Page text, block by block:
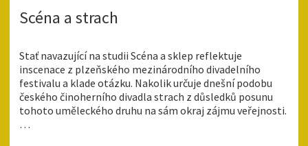
Scéna a strach
Stať navazující na studii Scéna a sklep reflektuje
inscenace z plzeňského mezinárodního divadelního
festivalu a klade otázku. Nakolik určuje dnešní podobu
českého činoherního divadla strach z důsledků posunu
tohoto uměleckého druhu na sám okraj zájmu veřejnosti.
…